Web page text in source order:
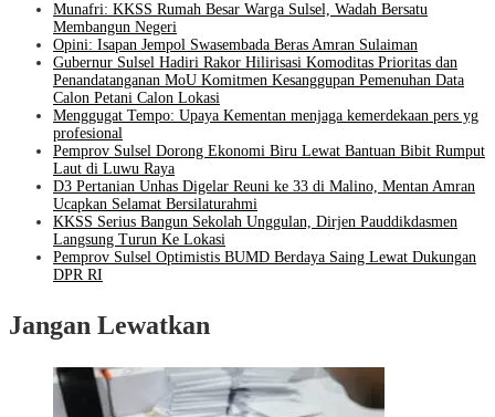
Munafri: KKSS Rumah Besar Warga Sulsel, Wadah Bersatu
Membangun Negeri
Opini: Isapan Jempol Swasembada Beras Amran Sulaiman
Gubernur Sulsel Hadiri Rakor Hilirisasi Komoditas Prioritas dan
Penandatanganan MoU Komitmen Kesanggupan Pemenuhan Data
Calon Petani Calon Lokasi
Menggugat Tempo: Upaya Kementan menjaga kemerdekaan pers yg
profesional
Pemprov Sulsel Dorong Ekonomi Biru Lewat Bantuan Bibit Rumput
Laut di Luwu Raya
D3 Pertanian Unhas Digelar Reuni ke 33 di Malino, Mentan Amran
Ucapkan Selamat Bersilaturahmi
KKSS Serius Bangun Sekolah Unggulan, Dirjen Pauddikdasmen
Langsung Turun Ke Lokasi
Pemprov Sulsel Optimistis BUMD Berdaya Saing Lewat Dukungan
DPR RI
Jangan Lewatkan